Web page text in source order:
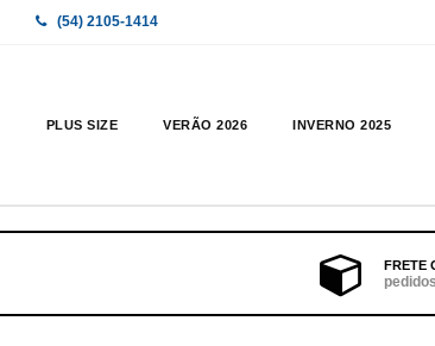
(54) 2105-1414
PLUS SIZE VERÃO 2026 INVERNO 2025
FRETE